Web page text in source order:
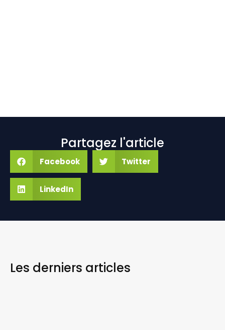
Partagez l'article
Facebook Twitter
LinkedIn
Les derniers articles